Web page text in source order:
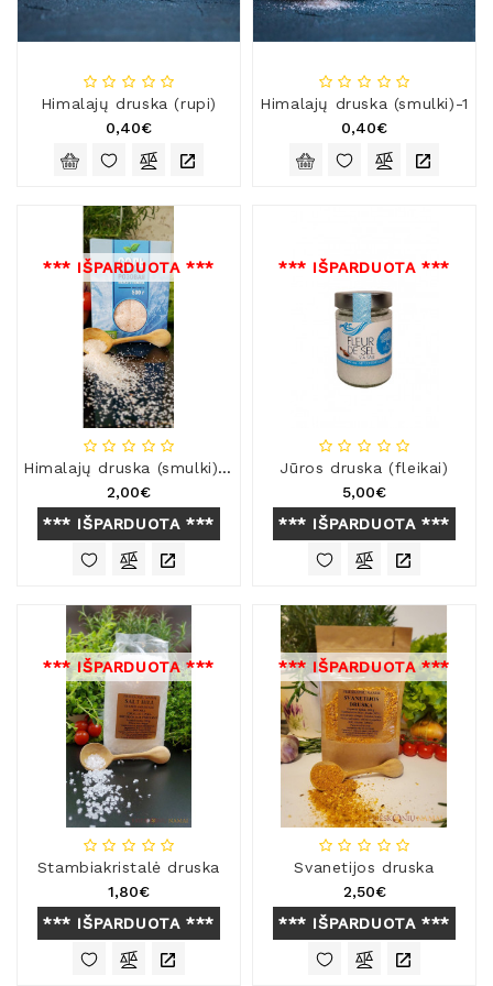
Natūralios
Žvakės
Kvapai
Aliejai
Higienos
Priemonės
Kūdikiams
Reikalai
Dovanos
Himalajų druska (rupi)
0,40€
Himalajų druska (smulki)-1
0,40€
Himalajų druska (smulki)-2
2,00€
*** IŠPARDUOTA ***
*** IŠPARDUOTA ***
Jūros druska (fleikai)
5,00€
*** IŠPARDUOTA ***
*** IŠPARDUOTA ***
Stambiakristalė druska
1,80€
*** IŠPARDUOTA ***
*** IŠPARDUOTA ***
Svanetijos druska
2,50€
*** IŠPARDUOTA ***
*** IŠPARDUOTA ***